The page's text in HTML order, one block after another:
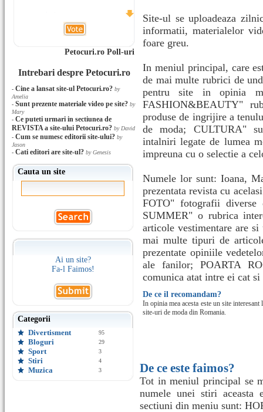
Petocuri.ro Poll-uri
Intrebari despre Petocuri.ro
- Cine a lansat site-ul Petocuri.ro? by
Amelia
- Sunt prezente materiale video pe site? by
Mary
- Ce puteti urmari in sectiunea de
REVISTA a site-ului Petocuri.ro? by David
- Cum se numesc editorii site-ului? by
Jason
- Cati editori are site-ul? by Genesis
Cauta un site
Ai un site?
Fa-l Faimos!
Categorii
Divertisment
95
Bloguri 29
Sport 3
Stiri 4
Muzica 3
Site-ul se uploadeaza
informatii, materialelor
foare greu.
In meniul principal, care
de mai multe rubrici de
pentru site in opinia
FASHION&BEAUTY"
produse de ingrijire a
de moda; CULTURA"
intalniri legate de lumea
impreuna cu o selectie a
Numele lor sunt: Ioana,
prezentata revista cu
FOTO" fotografii diverse
SUMMER" o rubrica
articole vestimentare are
mai multe tipuri de
prezentate opiniile
ale fanilor; POARTA
comunica atat intre ei cat
De ce il recomandam?
In opinia mea acesta este un site
site-uri de moda din Romania.
De ce este faimos?
Tot in meniul principal se
numele unei stiri
sectiuni din meniu sunt: